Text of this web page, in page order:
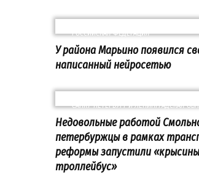
РОССИЙСКАЯ ФЕДЕРАЦИЯ
У района Марьино появился
написанный нейросетью
САНКТ-ПЕТЕРБУРГ И ЛЕНИНГРАДСКАЯ
Недовольные работой
петербуржцы в рамках
реформы запустили
троллейбус»